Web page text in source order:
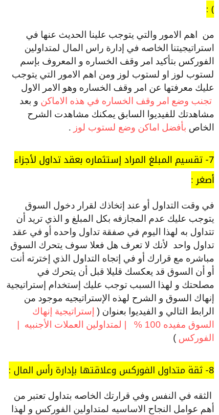
) :
من اهم الامور والتي يتوجب علينا الحديث عنها في
استراتيجيتنا الخاصه في إدارة راس المال لمتداولين
الفوركس بتأكيد امر وقف الخساره و المعروف بإسم
لستوب لوز او لستوب لوز ومن اهم الامور التي يتوجب
عليك معرفتها عن امر وقف الخساره وهو الامر الاول
تجنب وضع امر وقف الخساره في هذه الاماكن و بعد
مشاهدتك للفيديوا السابق يمكنك مشاهدت الشرح
الخاص بأفضل اماكن وضع لستوب لوز .
7- تقسيم المبلغ المراد إستثماره بعقد تداول لأجزاء
أصغر :
في وقت التداول أو عند إتخاذك لقرار دخول السوق
يتوجب عليك عدم المجازفه بكل المبلغ و الذي تريد أن
تتداول به لهذا اليوم في صفقة تداول واحده أو في عقد
تداول واحد لأنك لا تعرف هل فعلا سوف يتحرك السوق
مباشره مع قرارك أو في إتجاه التداول الذي إخترته أنت
أو أن السوق قد يعكسك قليلا قبل أن يتحرك في
مصلحتك و لهذا السبب توجب عليك إستخدام إستراتيجية
إنهاك السوق و الشرح لهذه الإستراتيجيه موجود من
الرابط التالي و الفيديوا بعنوان ( إستراتيجية إنهاك
السوق مفيده 100 % | لمتداولين العملات الأجنبيه |
الفوركس )
8- ثقة متداول الفوركس وعلاقتها بإدارة رأس المال :
الثقه في النفس وفي قرارتك الخاصه بتداول تعتبر من
أهم عوامل النجاح الاساسيه لمتداولين الفوركس و لهذا